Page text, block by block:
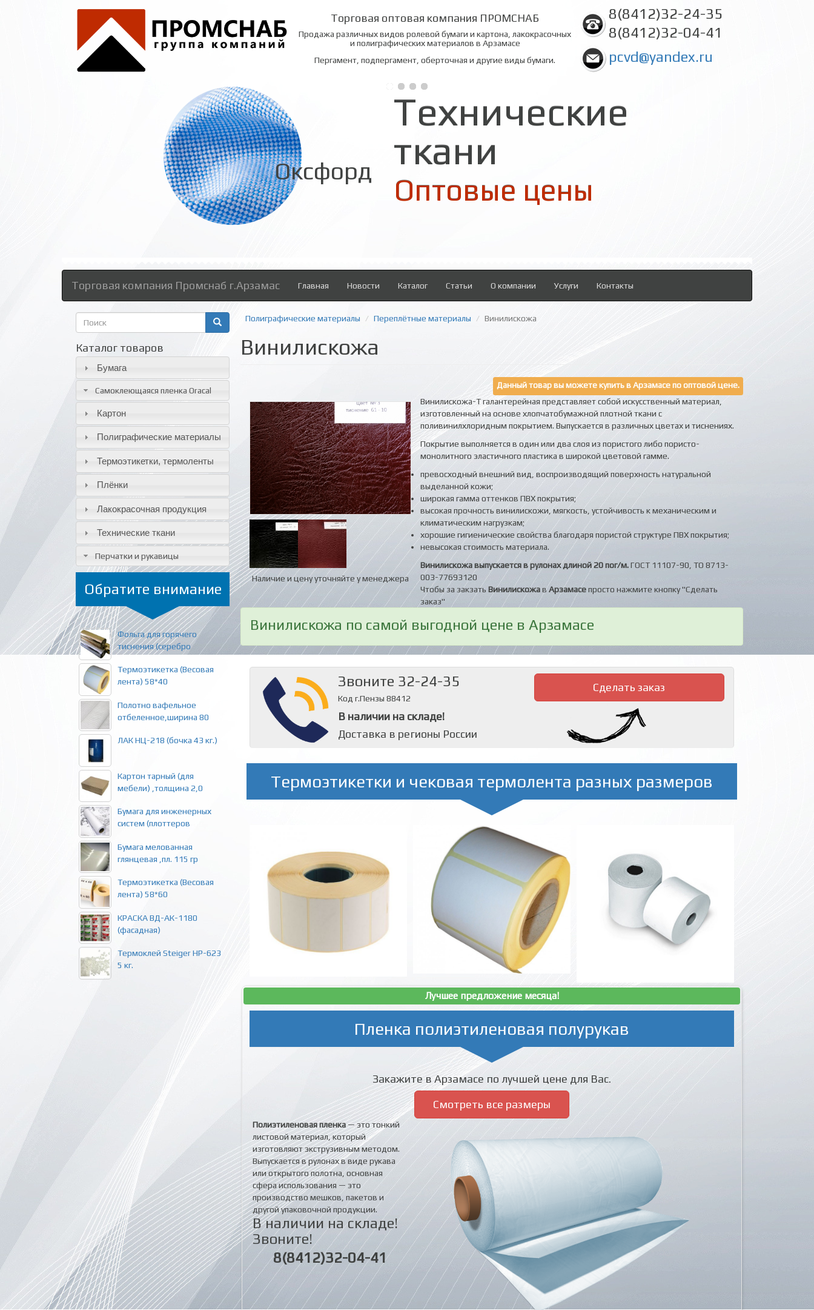
Торговая оптовая компания ПРОМСНАБ
Продажа различных видов ролевой бумаги и картона, лакокрасочных
и полиграфических материалов в Арзамасе
Пергамент, подпергамент, оберточная и другие виды бумаги.
8(8412)32-24-35
8(8412)32-04-41
pcvd@yandex.ru
Технические
ткани
Оксфорд
Торговая компания Промснаб г.Арзамас Главная Новости Каталог Статьи О компании Услуги Контакты
Форма
поиска
Каталог товаров
Бумага
Самоклеющаяся пленка Oracal
Картон
Полиграфические материалы
Термоэтикетки, термоленты
Плёнки
Лакокрасочная продукция
Технические ткани
Перчатки и рукавицы
Обратите внимание
Фольга для горячего
тиснения (серебро
Термоэтикетка (Весовая
лента) 58*40
Полотно вафельное
отбеленное,ширина 80
ЛАК НЦ-218 (бочка 43 кг.)
Картон тарный (для
мебели) ,толщина 2,0
Бумага для инженерных
систем (плоттеров
Бумага мелованная
глянцевая ,пл. 115 гр
Термоэтикетка (Весовая
лента) 58*60
КРАСКА ВД-АК-1180
(фасадная)
Термоклей Steiger HP-623
5 кг.
Полиграфические материалы Переплётные материалы Винилискожа
Винилискожа
Данный товар вы можете купить в Арзамасе по оптовой цене.
Наличие и цену уточняйте у менеджера
Винилискожа-Т галантерейная представляет собой искусственный материал,
изготовленный на основе хлопчатобумажной плотной ткани с
поливинилхлоридным покрытием. Выпускается в различных цветах и тиснениях.
Покрытие выполняется в один или два слоя из пористого либо пористо-
монолитного эластичного пластика в широкой цветовой гамме.
превосходный внешний вид, воспроизводящий поверхность натуральной
выделанной кожи;
широкая гамма оттенков ПВХ покрытия;
высокая прочность винилискожи, мягкость, устойчивость к механическим и
климатическим нагрузкам;
хорошие гигиенические свойства благодаря пористой структуре ПВХ покрытия;
невысокая стоимость материала.
Винилискожа выпускается в рулонах длиной 20 пог/м.ГОСТ 11107-90, ТО 8713-
003-77693120
Чтобы за закзать ВинилискожавАрзамасепросто нажмите кнопку "Сделать
заказ"
Винилискожа по самой выгодной цене в Арзамасе
Звоните 32-24-35
Код г.Пензы 88412
В наличии на складе!
Доставка в регионы России
Сделать заказ
Термоэтикетки и чековая термолента разных размеров
Лучшее предложение месяца!
Пленка полиэтиленовая полурукав
Закажите в Арзамасе по лучшей цене для Вас.
Смотреть все размеры
Полиэтиленовая пленка— это тонкий
листовой материал, который
изготовляют экструзивным методом.
Выпускается в рулонах в виде рукава
или открытого полотна, основная
сфера использования — это
производство мешков, пакетов и
другой упаковочной продукции.
В наличии на складе!
Звоните!
8(8412)32-04-41